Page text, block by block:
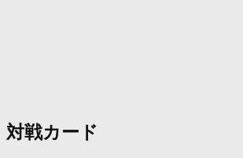
対戦カード